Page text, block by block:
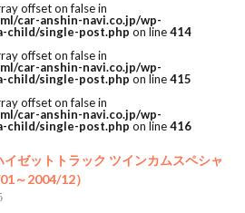
offset on false in
car-anshin-navi.co.jp/wp-
child/single-post.php on line414
offset on false in
car-anshin-navi.co.jp/wp-
child/single-post.php on line415
offset on false in
car-anshin-navi.co.jp/wp-
child/single-post.php on line416
イゼットトラック ツインカムスペシャ
～2004/12）